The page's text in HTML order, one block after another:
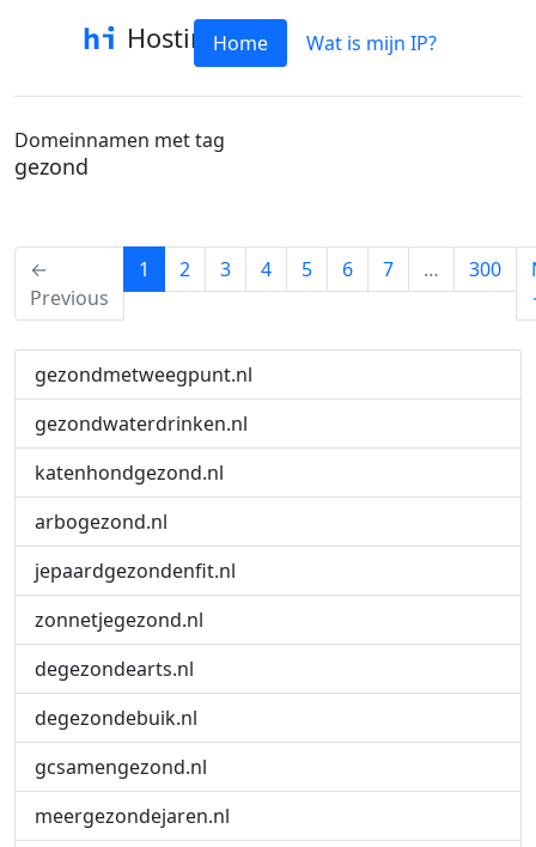
HostinfoHome Wat is mijn IP?
Domeinnamen met tag
gezond
←
Previous
1 (current)
2 3 4 5 6 7 … 300
gezondmetweegpunt.nl
gezondwaterdrinken.nl
katenhondgezond.nl
arbogezond.nl
jepaardgezondenfit.nl
zonnetjegezond.nl
degezondearts.nl
degezondebuik.nl
gcsamengezond.nl
meergezondejaren.nl